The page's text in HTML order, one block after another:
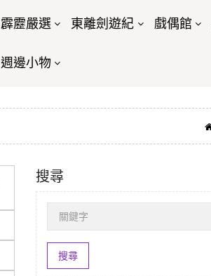
霹靂嚴選 東離劍遊紀 戲偶館
週邊小物
搜尋